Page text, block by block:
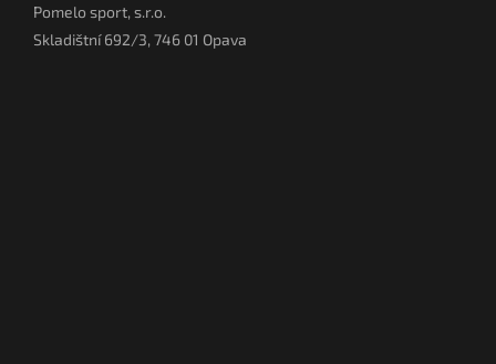
Pomelo sport, s.r.o.
Skladištní 692/3, 746 01 Opava